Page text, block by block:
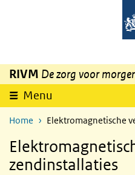
Overslaan en naar de inhoud
RIVM De zorg voor
Menu
Home Elektromagnetische
zendinstallaties